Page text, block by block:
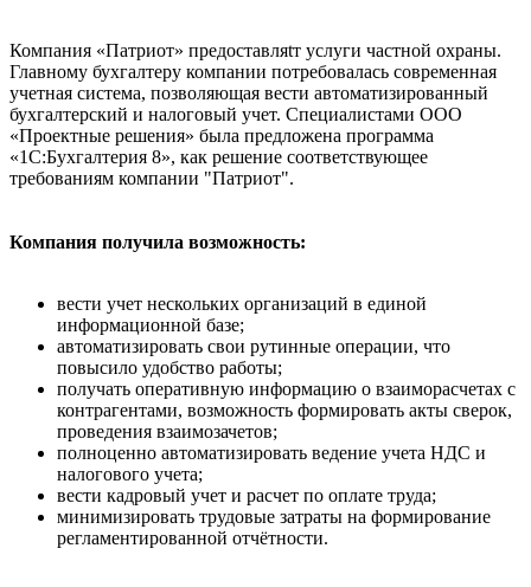
Компания «Патриот» предоставляtт услуги частной охраны.
Главному бухгалтеру компании потребовалась современная
учетная система, позволяющая вести автоматизированный
бухгалтерский и налоговый учет. Специалистами ООО
«Проектные решения» была предложена программа
«1С:Бухгалтерия 8», как решение соответствующее
требованиям компании "Патриот".
Компания получила возможность:
вести учет нескольких организаций в единой
информационной базе;
автоматизировать свои рутинные операции, что
повысило удобство работы;
получать оперативную информацию о взаиморасчетах с
контрагентами, возможность формировать акты сверок,
проведения взаимозачетов;
полноценно автоматизировать ведение учета НДС и
налогового учета;
вести кадровый учет и расчет по оплате труда;
минимизировать трудовые затраты на формирование
регламентированной отчётности.